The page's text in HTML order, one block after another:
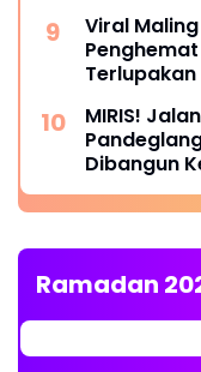
Viral
Terlupakan
MIRIS!
Dibangun
Melalui TNI
Perbaikan
Ramadan